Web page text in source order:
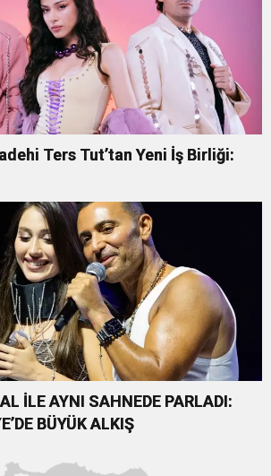
Ters Tut’tan Yeni İş Birliği:
İLE AYNI SAHNEDE PARLADI:
BÜYÜK ALKIŞ